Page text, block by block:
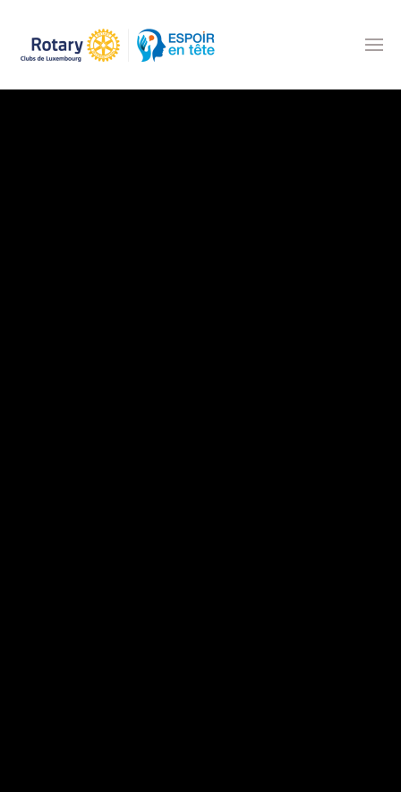
Accéder au contenu principal